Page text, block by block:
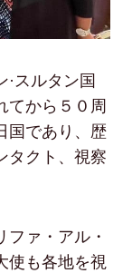
スルタン国
てから５０周
国であり、歴
タクト、視察
ァ・アル・
使も各地を視